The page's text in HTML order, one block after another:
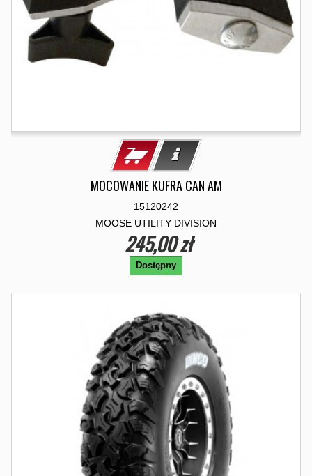
MOCOWANIE KUFRA CAN AM
15120242
MOOSE UTILITY DIVISION
245,00 zł
Dostępny